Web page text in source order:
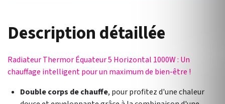
Description détaillée
Radiateur Thermor Équateur 5 Horizontal 1000W : Un
chauffage intelligent pour un maximum de bien-être !
Double corps de chauffe, pour profitez d'une chaleur